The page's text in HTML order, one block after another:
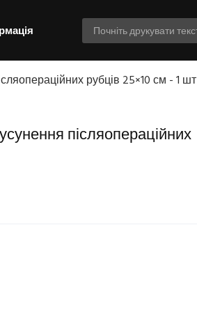
рубців 25×10 см - 1 шт
післяопераційних